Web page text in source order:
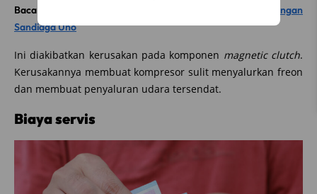
Baca juga:
Sejarah Toyota Kijang Innova yang Penuh Kenangan
Sandiaga Uno
Ini diakibatkan kerusakan pada komponen magnetic clutch.
Kerusakannya membuat kompresor sulit menyalurkan freon
dan membuat penyaluran udara tersendat.
Biaya servis